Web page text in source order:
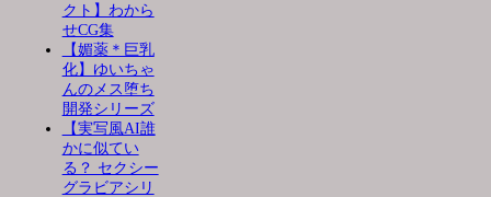
クト】わから
せCG集
【媚薬＊巨乳
化】ゆいちゃ
んのメス堕ち
開発シリーズ
【実写風AI誰
かに似てい
る？ セクシー
グラビアシリ